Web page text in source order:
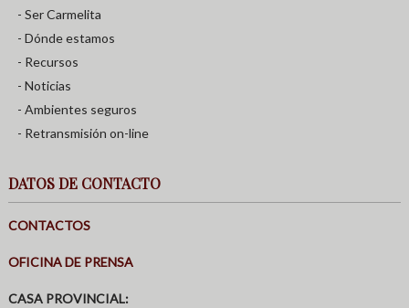
- Ser Carmelita
- Dónde estamos
- Recursos
- Noticias
- Ambientes seguros
- Retransmisión on-line
DATOS DE CONTACTO
CONTACTOS
OFICINA DE PRENSA
CASA PROVINCIAL: